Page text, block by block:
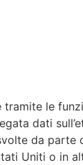
tramite le
dati
da parte
Uniti o in